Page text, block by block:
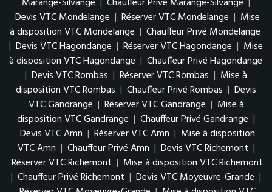
Devis VTC Mondelange | Réserver VTC Mondelange | Mise
à disposition VTC Mondelange | Chauffeur Privé Mondelange
| Devis VTC Hagondange | Réserver VTC Hagondange | Mise
à disposition VTC Hagondange | Chauffeur Privé Hagondange
| Devis VTC Rombas | Réserver VTC Rombas | Mise à
disposition VTC Rombas | Chauffeur Privé Rombas | Devis
VTC Gandrange | Réserver VTC Gandrange | Mise à
disposition VTC Gandrange | Chauffeur Privé Gandrange |
Devis VTC Amn | Réserver VTC Amn | Mise à disposition
VTC Amn | Chauffeur Privé Amn | Devis VTC Richemont |
Réserver VTC Richemont | Mise à disposition VTC Richemont
| Chauffeur Privé Richemont | Devis VTC Moyeuvre-Grande |